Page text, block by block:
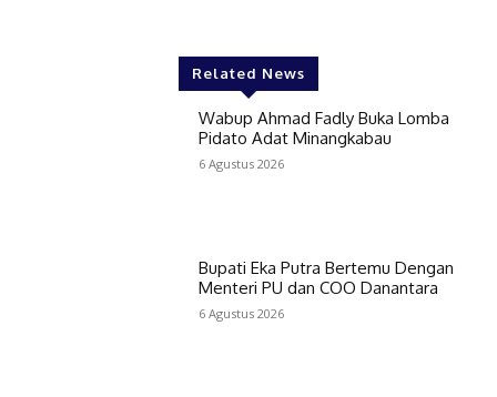
Related News
Wabup Ahmad Fadly Buka Lomba
Pidato Adat Minangkabau
6 Agustus 2026
Bupati Eka Putra Bertemu Dengan
Menteri PU dan COO Danantara
6 Agustus 2026